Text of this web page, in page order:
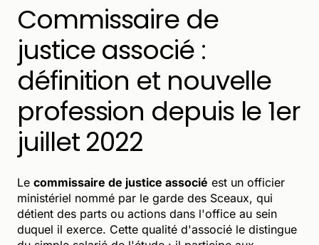
Commissaire de
justice associé :
définition et nouvelle
profession depuis le 1er
juillet 2022
Le commissaire de justice associé est un officier
ministériel nommé par le garde des Sceaux, qui
détient des parts ou actions dans l'office au sein
duquel il exerce. Cette qualité d'associé le distingue